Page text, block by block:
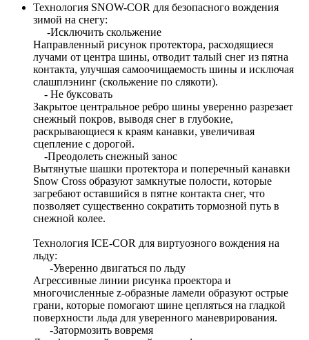
Технология SNOW-COR для безопасного вождения
зимой на снегу:
-Исключить скольжение
Направленный рисунок протектора, расходящиеся
лучами от центра шины, отводит талый снег из пятна
контакта, улучшая самоочищаемость шины и исключая
слашплэнинг (скольжение по слякоти).
- Не буксовать
Закрытое центральное ребро шины уверенно разрезает
снежный покров, выводя снег в глубокие,
раскрывающиеся к краям канавки, увеличивая
сцепление с дорогой.
-Преодолеть снежный занос
Вытянутые шашки протектора и поперечный канавки
Snow Cross образуют замкнутые полости, которые
загребают оставшийся в пятне контакта снег, что
позволяет существенно сократить тормозной путь в
снежной колее.
Технология ICE-COR для виртуозного вождения на
льду:
-Уверенно двигаться по льду
Агрессивные линии рисунка проектора и
многочисленные z-образные ламели образуют острые
грани, которые помогают шине цепляться на гладкой
поверхности льда для уверенного маневрирования.
-Затормозить вовремя